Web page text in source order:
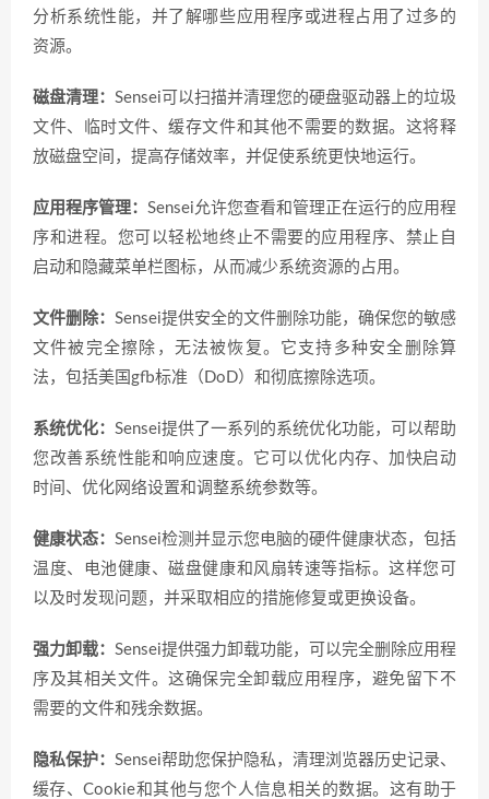
分析系统性能，并了解哪些应用程序或进程占用了过多的
资源。
磁盘清理： Sensei可以扫描并清理您的硬盘驱动器上的垃圾
文件、临时文件、缓存文件和其他不需要的数据。这将释
放磁盘空间，提高存储效率，并促使系统更快地运行。
应用程序管理： Sensei允许您查看和管理正在运行的应用程
序和进程。您可以轻松地终止不需要的应用程序、禁止自
启动和隐藏菜单栏图标，从而减少系统资源的占用。
文件删除： Sensei提供安全的文件删除功能，确保您的敏感
文件被完全擦除，无法被恢复。它支持多种安全删除算
法，包括美国gfb标准（DoD）和彻底擦除选项。
系统优化： Sensei提供了一系列的系统优化功能，可以帮助
您改善系统性能和响应速度。它可以优化内存、加快启动
时间、优化网络设置和调整系统参数等。
健康状态： Sensei检测并显示您电脑的硬件健康状态，包括
温度、电池健康、磁盘健康和风扇转速等指标。这样您可
以及时发现问题，并采取相应的措施修复或更换设备。
强力卸载： Sensei提供强力卸载功能，可以完全删除应用程
序及其相关文件。这确保完全卸载应用程序，避免留下不
需要的文件和残余数据。
隐私保护： Sensei帮助您保护隐私，清理浏览器历史记录、
缓存、Cookie和其他与您个人信息相关的数据。这有助于